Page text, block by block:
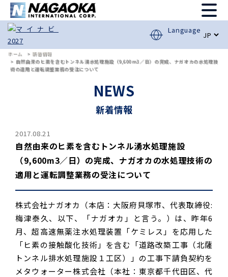
Language
ホーム
新着情報
自然由来のヒ素を含むトンネル湧水処理施設（9,600m3／日）の完成、ナガオカの水処理技
術の適用と運転調整業務の受注について
NEWS
新着情報
2017.08.21
自然由来のヒ素を含むトンネル湧水処理施設
（9,600m3／日）の完成、ナガオカの水処理技術の
適用と運転調整業務の受注について
株式会社ナガオカ（本店：大阪府貝塚市、代表取締役:
梅津泰久、以下、「ナガオカ」と言う。）は、昨年6
月、超高速無薬注水処理装置「ケミレス」を応用した
「ヒ素の接触酸化技術」を含む「道路改築工事（北薩
トンネル排水処理施設１工区）」の工事下請負契約を
メタウォーター株式会社（本社：東京都千代田区、代